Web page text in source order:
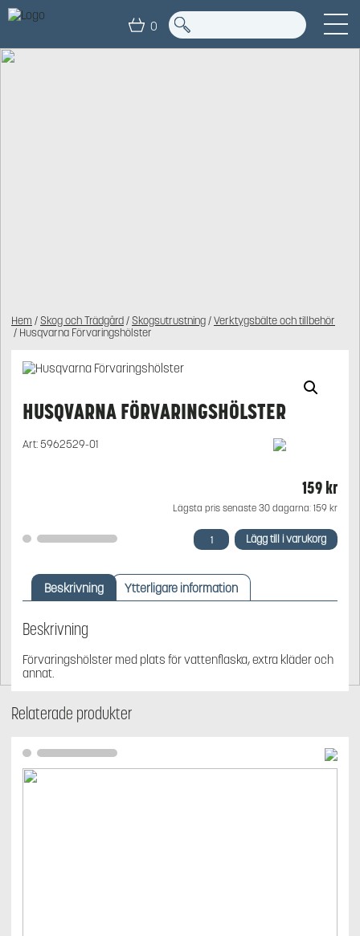
0
Hem / Skog och Trädgård/ Skogsutrustning/Verktygsbälte och tillbehör
/ Husqvarna Förvaringshölster
HUSQVARNA FÖRVARINGSHÖLSTER
Art:5962529-01
159kr
Lägsta pris senaste 30 dagarna: 159 kr
Husqvarna
Förvaringshölster
Lägg till i varukorg
Beskrivning Ytterligare information
Beskrivning
Förvaringshölster med plats för vattenflaska, extra kläder och
annat.
Relaterade produkter